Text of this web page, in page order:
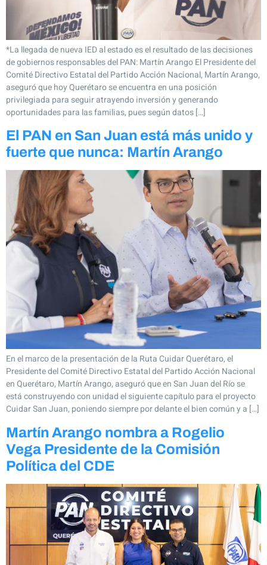
*La llegada de nueva IED al estado es el resultado de las decisiones
de gobiernos responsables del PAN: Martín Arango El Presidente del
Comité Directivo Estatal del Partido Acción Nacional, Martín Arango,
aseguró que hoy Querétaro se encuentra en una posición
privilegiada para seguir atrayendo inversión y generando
oportunidades para las familias, pues según datos […]
El PAN en San Juan está más unido y
fuerte que nunca: Martín Arango
En el marco de la presentación de la Ruta Cuidar Querétaro, el
Presidente del Comité Directivo Estatal del Partido Acción Nacional
en Querétaro, Martín Arango, aseguró que en San Juan del Río se
está construyendo con unidad el siguiente capítulo para el proyecto
Cuidar San Juan, poniendo siempre por delante el bien común y a […]
Martín Arango nombra a Rogelio
Vega Presidente de la Comisión
Política del CDE